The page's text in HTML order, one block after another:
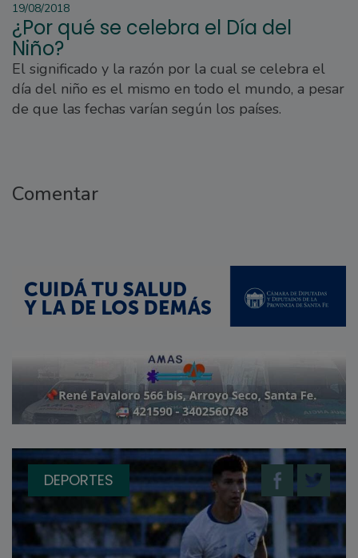
19/08/2018
¿Por qué se celebra el Día del
Niño?
El significado y la razón por la cual se celebra el
día del niño es el mismo en todo el mundo, a pesar
de que las fechas varían según los países.
Comentar
DEPORTES